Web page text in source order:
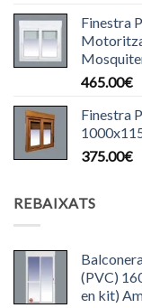
Finestra
465.00€
Finestra
375.00€
REBAIXATS
(PVC)
en kit)